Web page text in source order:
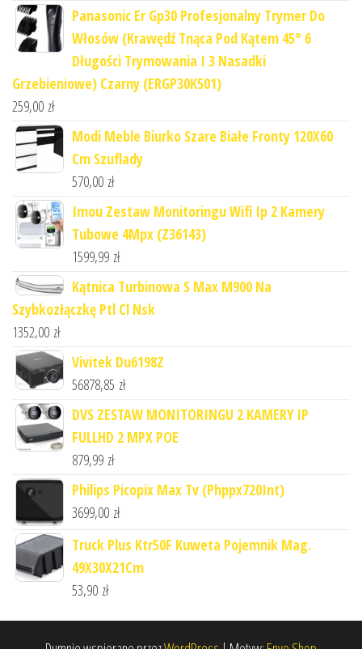
Panasonic Er Gp30 Profesjonalny Trymer Do
Włosów (Krawędź Tnąca Pod Kątem 45° 6
Długości Trymowania I 3 Nasadki
Grzebieniowe) Czarny (ERGP30K501)
259,00 zł
Modi Meble Biurko Szare Białe Fronty 120X60
Cm Szuflady
570,00 zł
Imou Zestaw Monitoringu Wifi Ip 2 Kamery
Tubowe 4Mpx (Z36143)
1599,99 zł
Kątnica Turbinowa S Max M900 Na
Szybkozłączkę Ptl Cl Nsk
1352,00 zł
Vivitek Du6198Z
56878,85 zł
DVS ZESTAW MONITORINGU 2 KAMERY IP
FULLHD 2 MPX POE
879,99 zł
Philips Picopix Max Tv (Phppx720Int)
3699,00 zł
Truck Plus Ktr50F Kuweta Pojemnik Mag.
49X30X21Cm
53,90 zł